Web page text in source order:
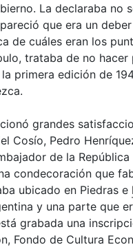
La declaraba no
que era un
de cuáles eran los
trataba de no
primera edición de
grandes
Cosío, Pedro
de la
condecoración que
ubicado en Piedras e
y una parte que
grabada una
Fondo de Cultura